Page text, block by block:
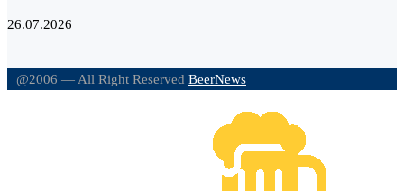
26.07.2026
@2006 — All Right Reserved BeerNews